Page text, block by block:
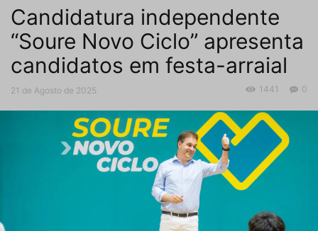
Candidatura independente
“Soure Novo Ciclo” apresenta
candidatos em festa-arraial
21 de Agosto de 2025 0
1441